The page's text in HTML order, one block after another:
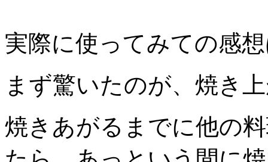
実際に使ってみての感
まず驚いたのが、焼き
焼きあがるまでに他の